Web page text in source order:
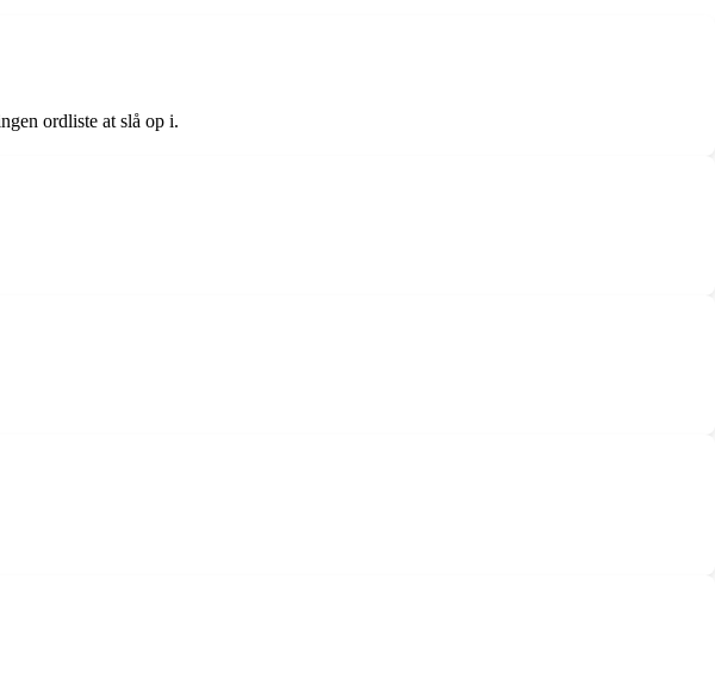
ordliste at slå op i.